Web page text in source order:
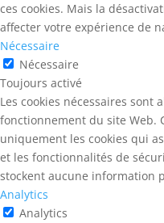
ces cookies. Mais la
affecter votre expérience de
Nécessaire
Nécessaire
Toujours activé
Les cookies nécessaires
fonctionnement du site Web.
uniquement les cookies qui
et les fonctionnalités de
stockent aucune information
Analytics
Analytics